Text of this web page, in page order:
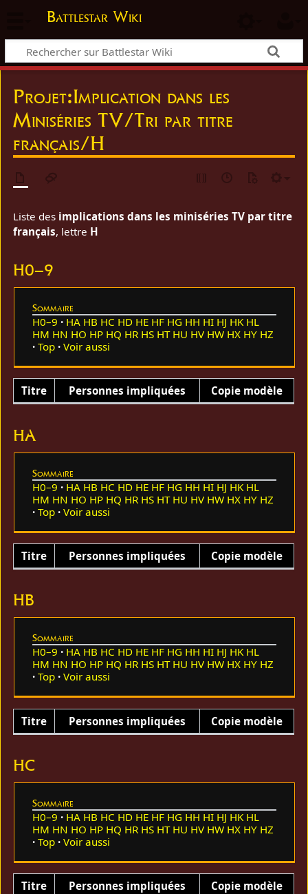
Battlestar Wiki
Projet:Implication dans les
Miniséries TV/Tri par titre
français/H
Liste des implications dans les miniséries TV par titre
français, lettre H
H0–9
Sommaire
H0–9 HA HB HC HD HE HF HG HH HI HJ HK HL
HM HN HO HP HQ HR HS HT HU HV HW HX HY HZ
Top
Voir aussi
Titre Personnes impliquées Copie modèle
HA
Sommaire
H0–9 HA HB HC HD HE HF HG HH HI HJ HK HL
HM HN HO HP HQ HR HS HT HU HV HW HX HY HZ
Top
Voir aussi
Titre Personnes impliquées Copie modèle
HB
Sommaire
H0–9 HA HB HC HD HE HF HG HH HI HJ HK HL
HM HN HO HP HQ HR HS HT HU HV HW HX HY HZ
Top
Voir aussi
Titre Personnes impliquées Copie modèle
HC
Sommaire
H0–9 HA HB HC HD HE HF HG HH HI HJ HK HL
HM HN HO HP HQ HR HS HT HU HV HW HX HY HZ
Top
Voir aussi
Titre Personnes impliquées Copie modèle